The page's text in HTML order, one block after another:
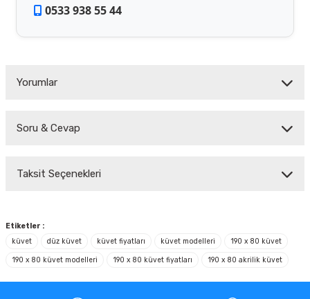
0533 938 55 44
Yorumlar
Soru & Cevap
Taksit Seçenekleri
Etiketler :
küvet
düz küvet küvet fiyatları küvet modelleri 190 x 80 küvet
190 x 80 küvet modelleri 190 x 80 küvet fiyatları 190 x 80 akrilik küvet